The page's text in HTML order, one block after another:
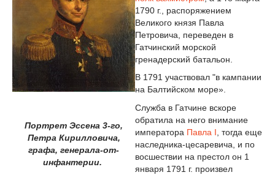
Портрет Эссена 3-го,
Петра Кирилловича,
графа, генерала-от-
инфантерии.
1790 г., распоряжением
Великого князя Павла
Петровича, переведен в
Гатчинский морской
гренадерский батальон.
В 1791 участвовал "в кампании
на Балтийском море».
Служба в Гатчине вскоре
обратила на него внимание
императора Павла I , тогда еще
наследника-цесаревича, и по
восшествии на престол он 1
января 1791 г. произвел